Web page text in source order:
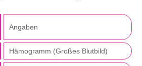
Angaben
Hämogramm (Großes Blutbild)